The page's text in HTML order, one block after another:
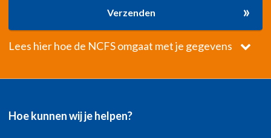
Verzenden »
Lees hier hoe de NCFS omgaat met je gegevens
Hoe kunnen wij je helpen?